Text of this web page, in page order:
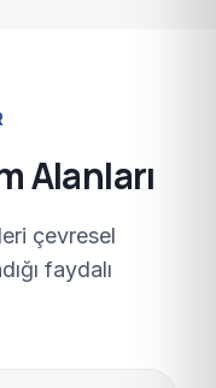
Alanları
çevresel
faydalı